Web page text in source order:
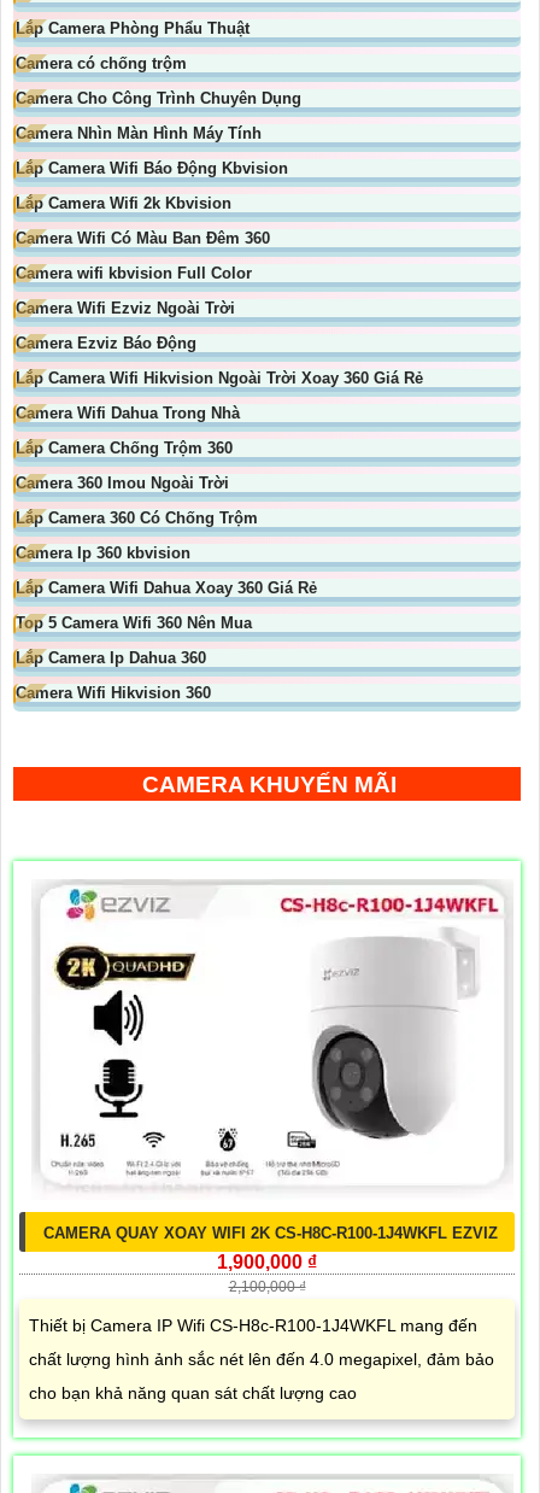
Lắp Camera Phòng Phẩu Thuật
Camera có chống trộm
Camera Cho Công Trình Chuyên Dụng
Camera Nhìn Màn Hình Máy Tính
Lắp Camera Wifi Báo Động Kbvision
Lắp Camera Wifi 2k Kbvision
Camera Wifi Có Màu Ban Đêm 360
Camera wifi kbvision Full Color
Camera Wifi Ezviz Ngoài Trời
Camera Ezviz Báo Động
Lắp Camera Wifi Hikvision Ngoài Trời Xoay 360 Giá Rẻ
Camera Wifi Dahua Trong Nhà
Lắp Camera Chống Trộm 360
Camera 360 Imou Ngoài Trời
Lắp Camera 360 Có Chống Trộm
Camera Ip 360 kbvision
Lắp Camera Wifi Dahua Xoay 360 Giá Rẻ
Top 5 Camera Wifi 360 Nên Mua
Lắp Camera Ip Dahua 360
Camera Wifi Hikvision 360
CAMERA KHUYẾN MÃI
CAMERA QUAY XOAY WIFI 2K CS-H8C-R100-1J4WKFL EZVIZ
1,900,000 ₫
2,100,000 ₫
Thiết bị Camera IP Wifi CS-H8c-R100-1J4WKFL mang đến
chất lượng hình ảnh sắc nét lên đến 4.0 megapixel, đảm bảo
cho bạn khả năng quan sát chất lượng cao